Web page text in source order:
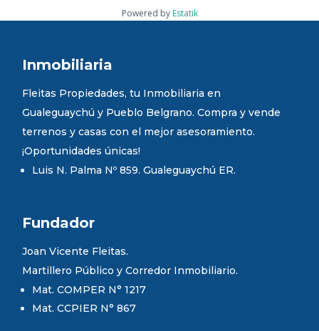
Powered by Estatik
Inmobiliaria
Fleitas Propiedades, tu Inmobiliaria en
Gualeguaychú y Pueblo Belgrano. Compra y vende
terrenos y casas con el mejor asesoramiento.
¡Oportunidades únicas!
Luis N. Palma Nº 859. Gualeguaychú ER.
Fundador
Joan Vicente Fleitas.
Martillero Público y Corredor Inmobiliario.
Mat. COMPER N° 1217
Mat. CCPIER N° 867